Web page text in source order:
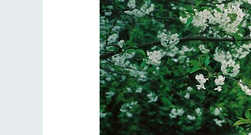
Разлуки не будет
Фредерика де Грааф